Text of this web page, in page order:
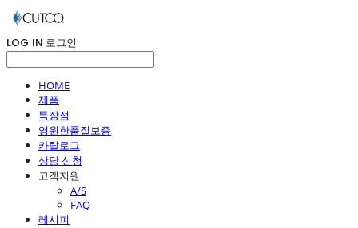
LOG IN 로그인
HOME
제품
특장점
영원한품질보증
카탈로그
상담 신청
고객지원
A/S
FAQ
레시피